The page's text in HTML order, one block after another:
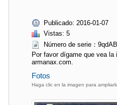
Publicado: 2016-01-07
Vistas: 5
Número de serie：
Por favor dígame que vea la
armanax.com.
Fotos
Haga clic en la imagen para